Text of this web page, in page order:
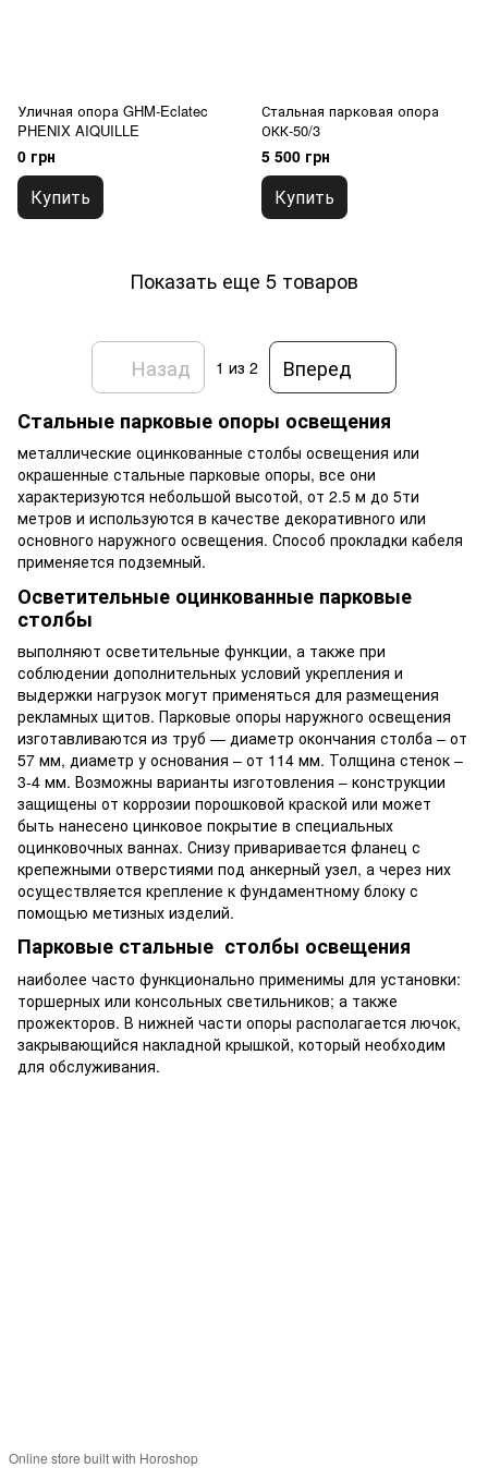
Уличная опора GHM-Eclatec
PHENIX AIQUILLE
0 грн
Купить
Стальная парковая опора
ОКК-50/3
5 500 грн
Купить
Показать еще 5 товаров
Назад 1 из 2
Вперед
Стальные парковые опоры освещения
металлические оцинкованные столбы освещения или
окрашенные стальные парковые опоры, все они
характеризуются небольшой высотой, от 2.5 м до 5ти
метров и используются в качестве декоративного или
основного наружного освещения. Способ прокладки кабеля
применяется подземный.
Осветительные оцинкованные парковые
столбы
выполняют осветительные функции, а также при
соблюдении дополнительных условий укрепления и
выдержки нагрузок могут применяться для размещения
рекламных щитов. Парковые опоры наружного освещения
изготавливаются из труб — диаметр окончания столба – от
57 мм, диаметр у основания – от 114 мм. Толщина стенок –
3-4 мм. Возможны варианты изготовления – конструкции
защищены от коррозии порошковой краской или может
быть нанесено цинковое покрытие в специальных
оцинковочных ваннах. Снизу приваривается фланец с
крепежными отверстиями под анкерный узел, а через них
осуществляется крепление к фундаментному блоку с
помощью метизных изделий.
Парковые стальные столбы освещения
наиболее часто функционально применимы для установки:
торшерных или консольных светильников; а также
прожекторов. В нижней части опоры располагается лючок,
закрывающийся накладной крышкой, который необходим
для обслуживания.
Online store built with Horoshop